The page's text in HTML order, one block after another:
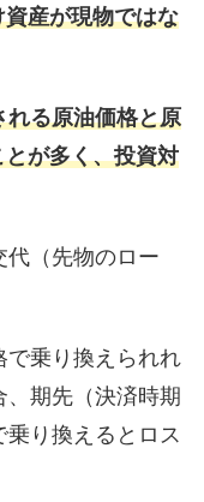
産が現物ではな
れる原油価格と原
が多く、投資対
代（先物のロー
で乗り換えられれ
期先（決済時期
り換えるとロス